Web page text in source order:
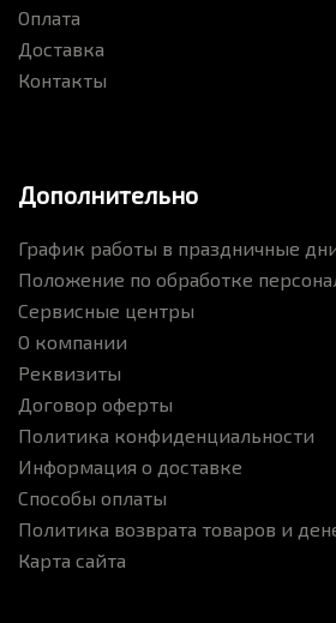
Оплата
Доставка
Контакты
Дополнительно
График работы в праздничные
Положение по обработке
Сервисные центры
О компании
Реквизиты
Договор оферты
Политика конфиденциальности
Информация о доставке
Способы оплаты
Политика возврата товаров и
Карта сайта